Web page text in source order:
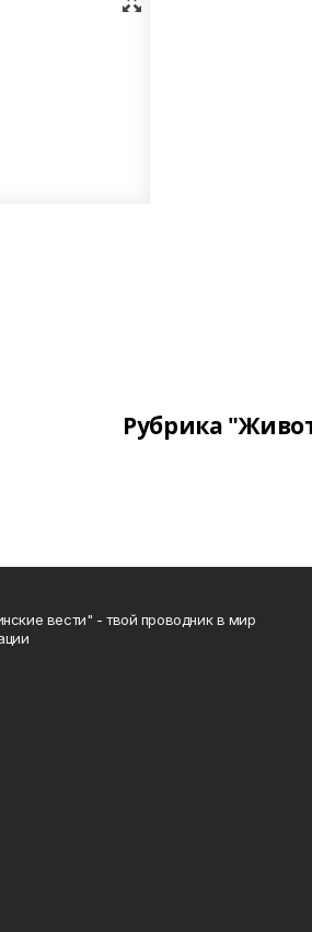
Рубрика
вести" - твой проводник в мир